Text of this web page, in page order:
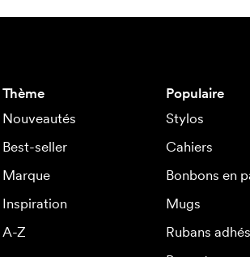
Thème
Nouveautés
Best-seller
Marque
Inspiration
A-Z
Populaire
Stylos
Cahiers
Bonbons en
Mugs
Rubans